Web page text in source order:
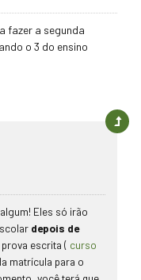
fazer a segunda
o 3 do ensino
Eles só irão
depois de
escrita ( curso
matrícula para o